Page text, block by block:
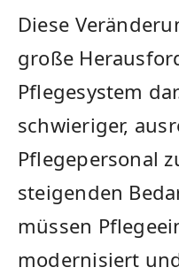
Diese
große
‍Pflegesystem
schwieriger,
Pflegepersonal
steigenden
müssen
modernisiert